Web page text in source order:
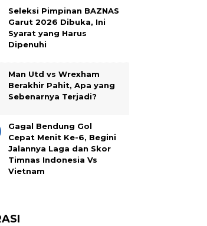
Seleksi Pimpinan BAZNAS
Garut 2026 Dibuka, Ini
Syarat yang Harus
Dipenuhi
Man Utd vs Wrexham
Berakhir Pahit, Apa yang
Sebenarnya Terjadi?
Gagal Bendung Gol
Cepat Menit Ke-6, Begini
Jalannya Laga dan Skor
Timnas Indonesia Vs
Vietnam